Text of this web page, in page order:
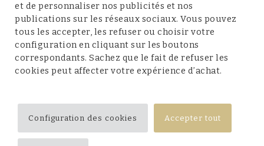
Conditions et mentions légales
et de personnaliser nos publicités et nos
publications sur les réseaux sociaux. Vous pouvez
tous les accepter, les refuser ou choisir votre
configuration en cliquant sur les boutons
correspondants. Sachez que le fait de refuser les
cookies peut affecter votre expérience d’achat.
Configuration des cookies Accepter tout